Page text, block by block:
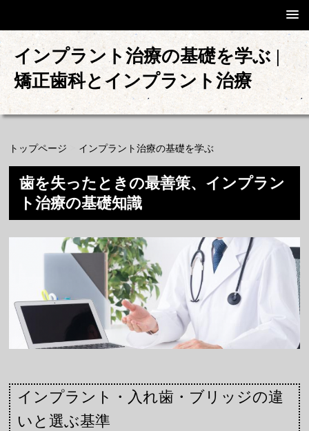
インプラント治療の基礎を学ぶ |
矯正歯科とインプラント治療
トップページ インプラント治療の基礎を学ぶ
歯を失ったときの最善策、インプラン
ト治療の基礎知識
インプラント・入れ歯・ブリッジの違
いと選ぶ基準